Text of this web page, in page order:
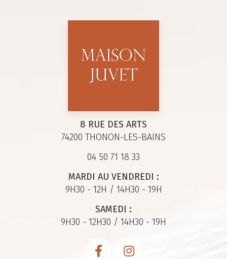
8 RUE DES ARTS
74200 THONON-LES-BAINS
04 50 71 18 33
MARDI AU VENDREDI :
9H30 - 12H / 14H30 - 19H
SAMEDI :
9H30 - 12H30 / 14H30 - 19H